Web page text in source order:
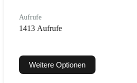
Aufrufe
1413 Aufrufe
Weitere Optionen